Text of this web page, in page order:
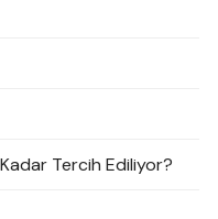
Tercih Ediliyor?